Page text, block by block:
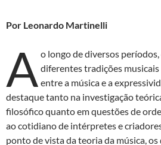
Por Leonardo Martinelli
A o longo de diversos
diferentes tradições
entre a música e a
destaque tanto na investigação
filosófico quanto em questões de
ao cotidiano de intérpretes e
ponto de vista da teoria da música,